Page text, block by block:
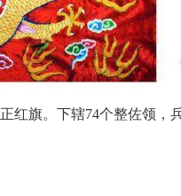
红旗。下辖74个整佐领，